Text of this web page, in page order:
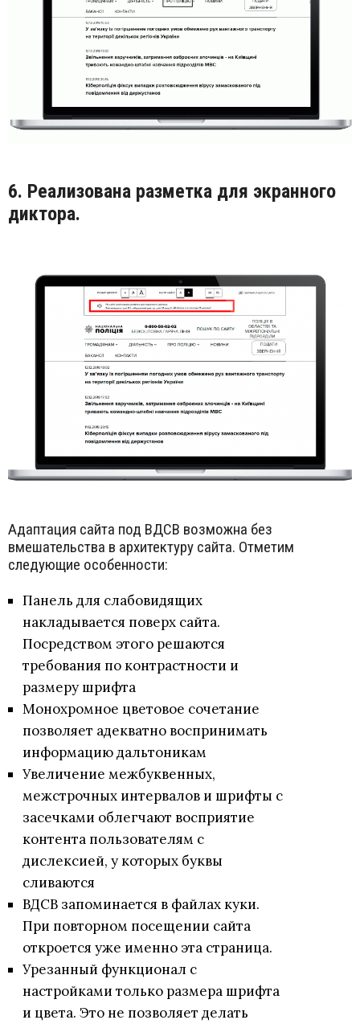
6. Реализована разметка для экранного
диктора.
Адаптация сайта под ВДСВ возможна без
вмешательства в архитектуру сайта. Отметим
следующие особенности:
Панель для слабовидящих
накладывается поверх сайта.
Посредством этого решаются
требования по контрастности и
размеру шрифта
Монохромное цветовое сочетание
позволяет адекватно воспринимать
информацию дальтоникам
Увеличение межбуквенных,
межстрочных интервалов и шрифты с
засечками облегчают восприятие
контента пользователям с
дислексией, у которых буквы
сливаются
ВДСВ запоминается в файлах куки.
При повторном посещении сайта
откроется уже именно эта страница.
Урезанный функционал с
настройками только размера шрифта
и цвета. Это не позволяет делать